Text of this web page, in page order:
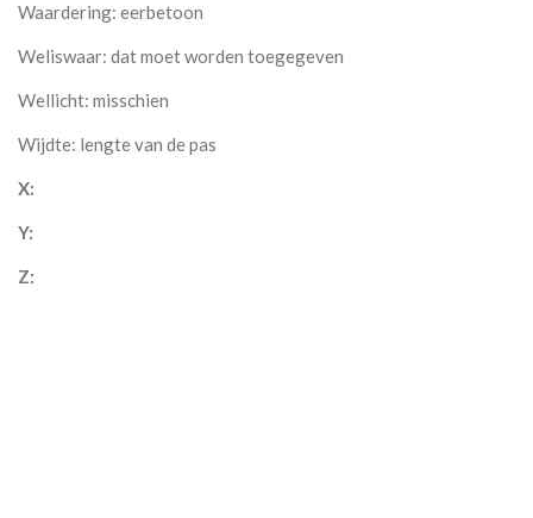
Waardering: eerbetoon
Weliswaar: dat moet worden toegegeven
Wellicht: misschien
Wijdte: lengte van de pas
X:
Y:
Z: